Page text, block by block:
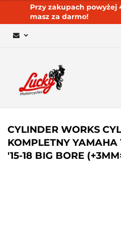
Przy zakupach powyżej
masz za darmo!
CYLINDER WORKS
KOMPLETNY
'15-18 BIG BORE